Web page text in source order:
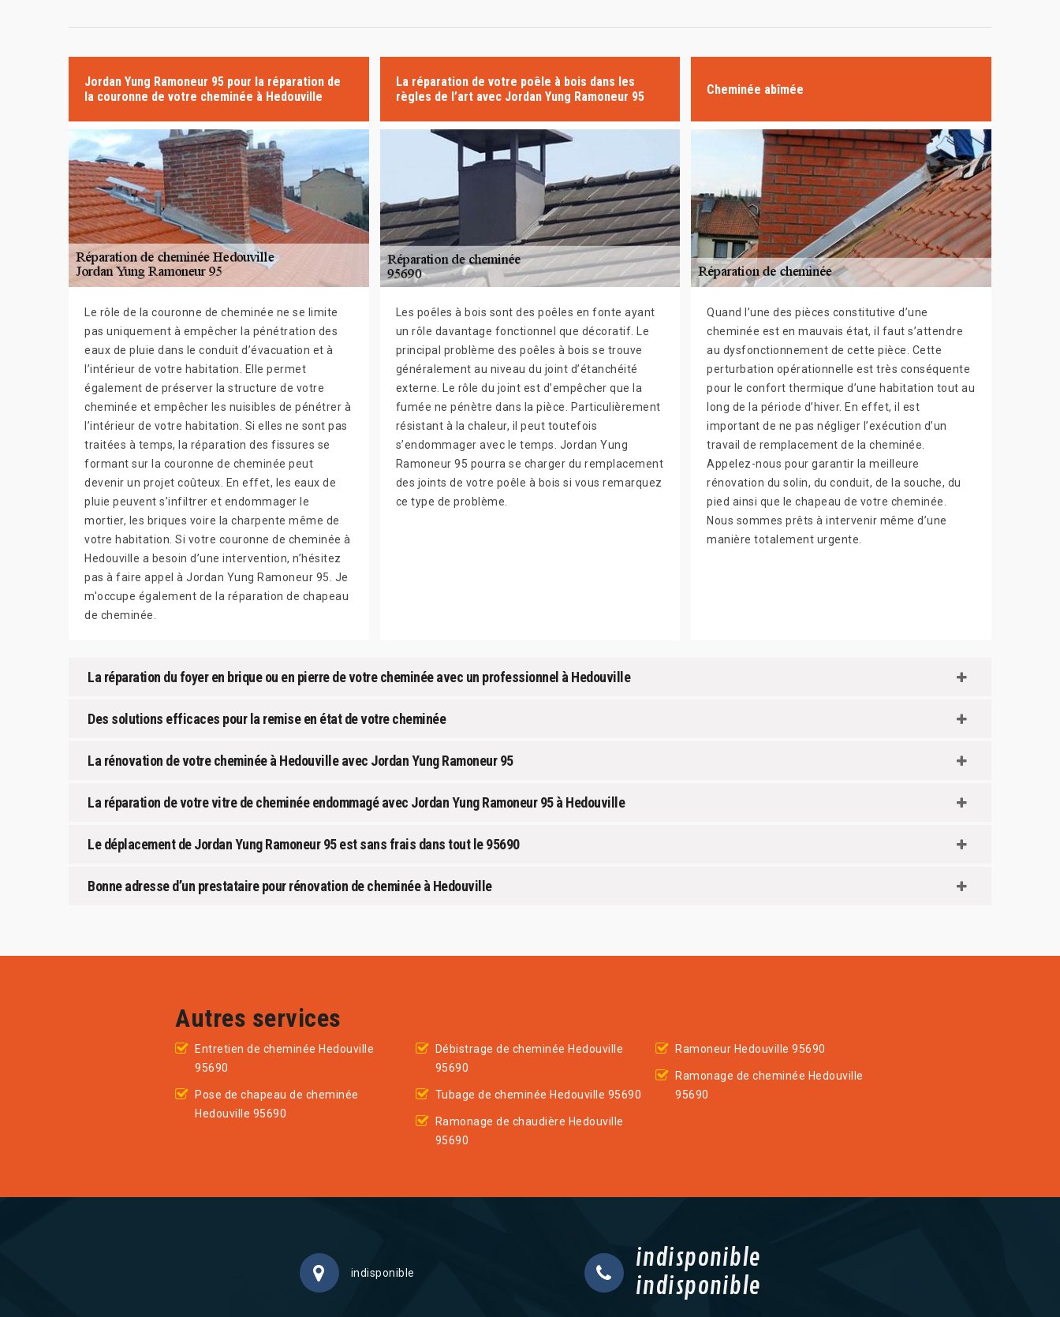
Jordan Yung Ramoneur 95 pour la réparation de
la couronne de votre cheminée à Hedouville
Le rôle de la couronne de cheminée ne se limite
pas uniquement à empêcher la pénétration des
eaux de pluie dans le conduit d’évacuation et à
l’intérieur de votre habitation. Elle permet
également de préserver la structure de votre
cheminée et empêcher les nuisibles de pénétrer à
l’intérieur de votre habitation. Si elles ne sont pas
traitées à temps, la réparation des fissures se
formant sur la couronne de cheminée peut
devenir un projet coûteux. En effet, les eaux de
pluie peuvent s’infiltrer et endommager le
mortier, les briques voire la charpente même de
votre habitation. Si votre couronne de cheminée à
Hedouville a besoin d’une intervention, n’hésitez
pas à faire appel à Jordan Yung Ramoneur 95. Je
m'occupe également de la réparation de chapeau
de cheminée.
La réparation de votre poêle à bois dans les
règles de l’art avec Jordan Yung Ramoneur 95
Les poêles à bois sont des poêles en fonte ayant
un rôle davantage fonctionnel que décoratif. Le
principal problème des poêles à bois se trouve
généralement au niveau du joint d’étanchéité
externe. Le rôle du joint est d’empêcher que la
fumée ne pénètre dans la pièce. Particulièrement
résistant à la chaleur, il peut toutefois
s’endommager avec le temps. Jordan Yung
Ramoneur 95 pourra se charger du remplacement
des joints de votre poêle à bois si vous remarquez
ce type de problème.
Cheminée abîmée
Quand l’une des pièces constitutive d’une
cheminée est en mauvais état, il faut s’attendre
au dysfonctionnement de cette pièce. Cette
perturbation opérationnelle est très conséquente
pour le confort thermique d’une habitation tout au
long de la période d’hiver. En effet, il est
important de ne pas négliger l’exécution d’un
travail de remplacement de la cheminée.
Appelez-nous pour garantir la meilleure
rénovation du solin, du conduit, de la souche, du
pied ainsi que le chapeau de votre cheminée.
Nous sommes prêts à intervenir même d’une
manière totalement urgente.
La réparation du foyer en brique ou en pierre de votre cheminée avec un professionnel à Hedouville
Des solutions efficaces pour la remise en état de votre cheminée
La rénovation de votre cheminée à Hedouville avec Jordan Yung Ramoneur 95
La réparation de votre vitre de cheminée endommagé avec Jordan Yung Ramoneur 95 à Hedouville
Le déplacement de Jordan Yung Ramoneur 95 est sans frais dans tout le 95690
Bonne adresse d’un prestataire pour rénovation de cheminée à Hedouville
Autres services
Entretien de cheminée Hedouville
95690
Pose de chapeau de cheminée
Hedouville 95690
Débistrage de cheminée Hedouville
95690
Tubage de cheminée Hedouville 95690
Ramonage de chaudière Hedouville
95690
Ramoneur Hedouville 95690
Ramonage de cheminée Hedouville
95690
indisponible
indisponible
indisponible